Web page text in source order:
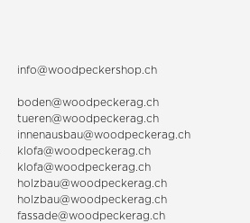
info@woodpeckershop.ch
boden@woodpeckerag.ch
tueren@woodpeckerag.ch
innenausbau@woodpeckerag.ch
klofa@woodpeckerag.ch
klofa@woodpeckerag.ch
holzbau@woodpeckerag.ch
holzbau@woodpeckerag.ch
fassade@woodpeckerag.ch